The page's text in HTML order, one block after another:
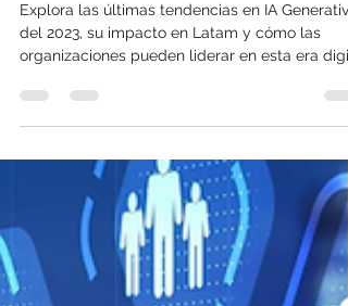
Una Mirada Profunda al Hype
Cycle de Gartner
Explora las últimas tendencias en IA Generativa